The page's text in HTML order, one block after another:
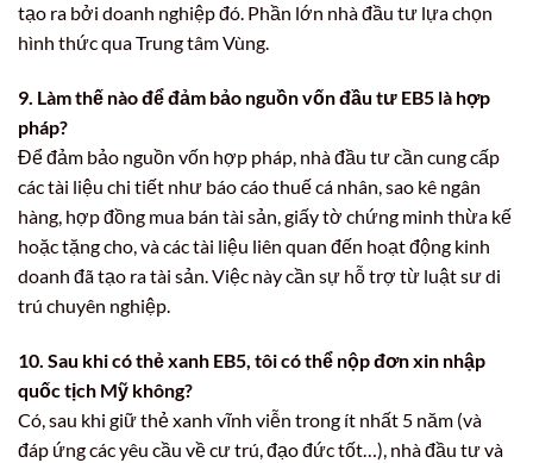
tạo ra bởi doanh nghiệp đó. Phần lớn nhà đầu tư lựa chọn
hình thức qua Trung tâm Vùng.
9. Làm thế nào để đảm bảo nguồn vốn đầu tư EB5 là hợp
pháp?
Để đảm bảo nguồn vốn hợp pháp, nhà đầu tư cần cung cấp
các tài liệu chi tiết như báo cáo thuế cá nhân, sao kê ngân
hàng, hợp đồng mua bán tài sản, giấy tờ chứng minh thừa kế
hoặc tặng cho, và các tài liệu liên quan đến hoạt động kinh
doanh đã tạo ra tài sản. Việc này cần sự hỗ trợ từ luật sư di
trú chuyên nghiệp.
10. Sau khi có thẻ xanh EB5, tôi có thể nộp đơn xin nhập
quốc tịch Mỹ không?
Có, sau khi giữ thẻ xanh vĩnh viễn trong ít nhất 5 năm (và
đáp ứng các yêu cầu về cư trú, đạo đức tốt…), nhà đầu tư và